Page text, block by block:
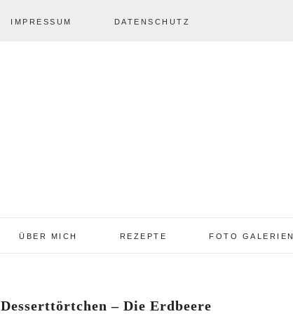
IMPRESSUM DATENSCHUTZ
ÜBER MICH REZEPTE
TORTEN
FOTO GALERIEN
Desserttörtchen – Die Erdbeere